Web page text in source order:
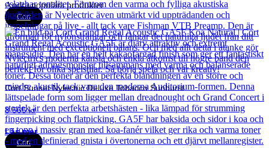
Andra populära produkter
Cort
Cort Sunset Nylectric Deluxe Tobacco Sunburst
8 565kr
Läs mer
Cort